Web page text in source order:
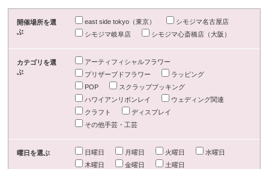
開催場所を選
ぶ
east side tokyo（東京）
シモジマ名古屋店
シモジマ岐阜店
シモジマ心斎橋店（大阪）
カテゴリを選
ぶ
アーティフィシャルフラワー
プリザーブドフラワー
ラッピング
POP
スクラップブッキング
ハワイアンリボンレイ
ウェディング関連
クラフト
ディスプレイ
その他手芸・工芸
曜日を選ぶ 日曜日 月曜日 火曜日
水曜日
木曜日
金曜日 土曜日